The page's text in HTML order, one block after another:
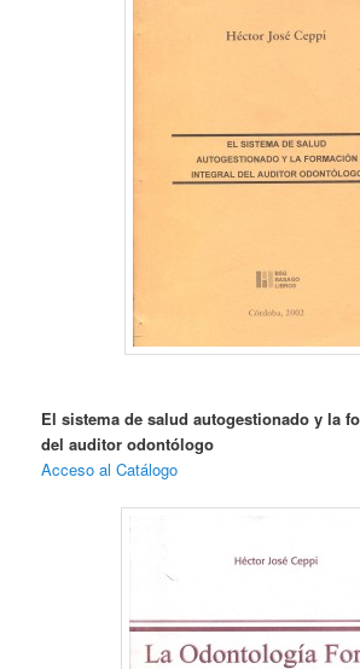
El sistema de salud autogestionado y la
del auditor odontólogo
Acceso al Catálogo